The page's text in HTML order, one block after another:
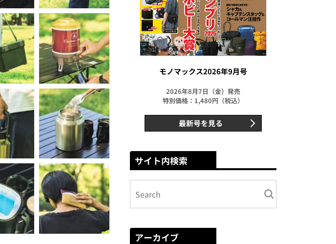
モノマックス2026年9月号
2026年8月7日（金）発売
特別価格：1,480円（税込）
最新号を見る
サイト内検索
アーカイブ